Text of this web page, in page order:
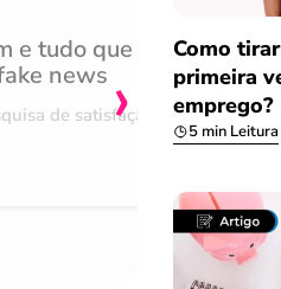
e tudo que
news
de satisfação
›
Como
primeira
emprego?
5 min Leitura